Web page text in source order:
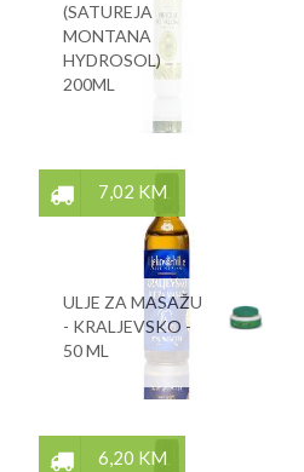
(SATUREJA
MONTANA
HYDROSOL)
200ML
7,02 KM
ULJE ZA MASAŽU
- KRALJEVSKO -
50 ML
6,20 KM